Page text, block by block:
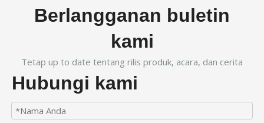
Berlangganan buletin
kami
Tetap up to date tentang rilis produk, acara, dan cerita
Hubungi kami